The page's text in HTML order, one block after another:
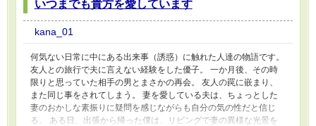
いつまでも貴方を愛しています
kana_01
何気ない日常に中にある出来事（誘惑）に触れた人達の物語です。
友人との旅行で夫に言えない経験をした優子。 一か月後、その時
限りと思っていた相手の男とまさかの再会。 友人の罠に嵌まり、
また同じ事をされてしまう。 妻を愛している夫は、ちょっとした
妻のおかしな素振りに疑問を感じながらも自分の気の性だと信じ
る。 ある日、出張から帰った僕は、リビングで妻の異様な光景を